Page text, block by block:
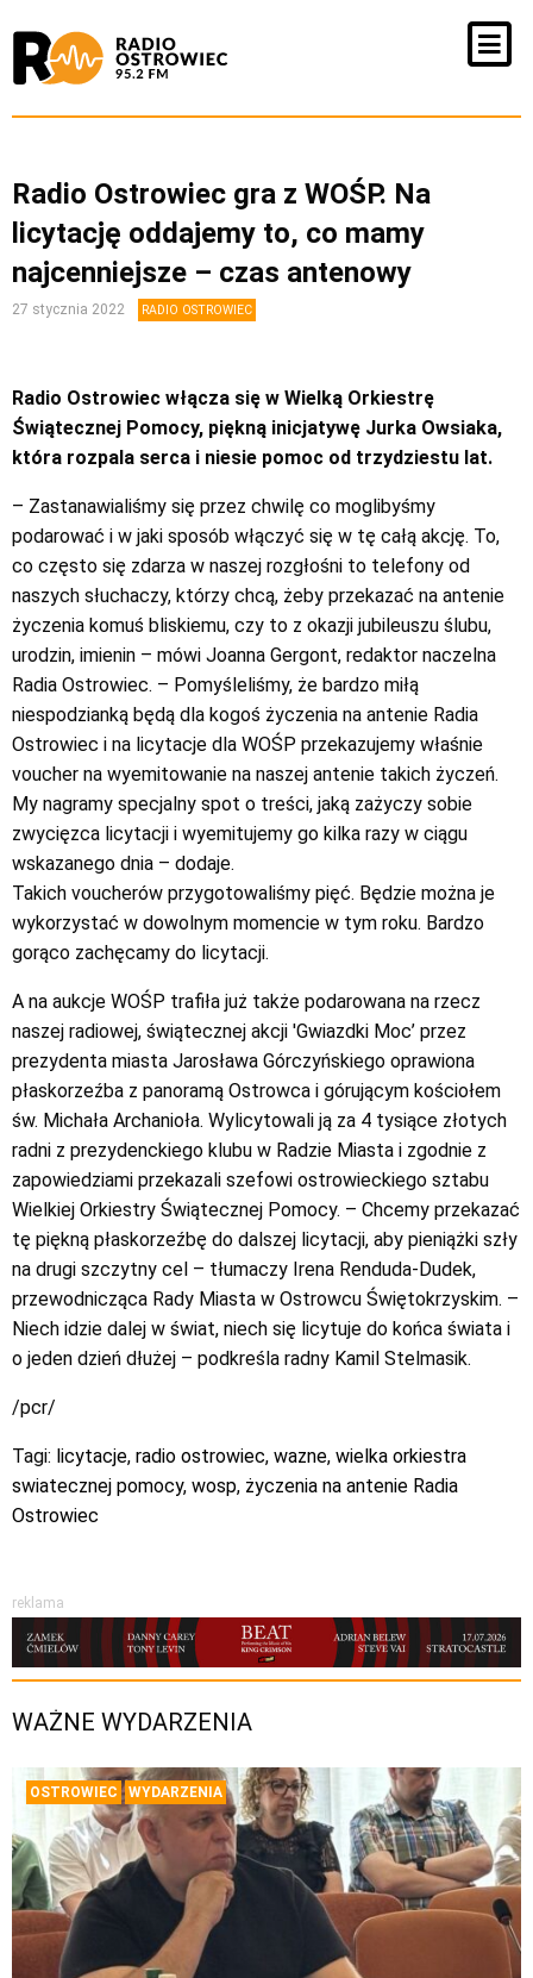
Radio Ostrowiec gra z WOŚP. Na
licytację oddajemy to, co mamy
najcenniejsze – czas antenowy
27 stycznia 2022 RADIO OSTROWIEC
Radio Ostrowiec włącza się w Wielką Orkiestrę
Świątecznej Pomocy, piękną inicjatywę Jurka Owsiaka,
która rozpala serca i niesie pomoc od trzydziestu lat.
– Zastanawialiśmy się przez chwilę co moglibyśmy
podarować i w jaki sposób włączyć się w tę całą akcję. To,
co często się zdarza w naszej rozgłośni to telefony od
naszych słuchaczy, którzy chcą, żeby przekazać na antenie
życzenia komuś bliskiemu, czy to z okazji jubileuszu ślubu,
urodzin, imienin – mówi Joanna Gergont, redaktor naczelna
Radia Ostrowiec. – Pomyśleliśmy, że bardzo miłą
niespodzianką będą dla kogoś życzenia na antenie Radia
Ostrowiec i na licytacje dla WOŚP przekazujemy właśnie
voucher na wyemitowanie na naszej antenie takich życzeń.
My nagramy specjalny spot o treści, jaką zażyczy sobie
zwycięzca licytacji i wyemitujemy go kilka razy w ciągu
wskazanego dnia – dodaje.
Takich voucherów przygotowaliśmy pięć. Będzie można je
wykorzystać w dowolnym momencie w tym roku. Bardzo
gorąco zachęcamy do licytacji.
A na aukcje WOŚP trafiła już także podarowana na rzecz
naszej radiowej, świątecznej akcji 'Gwiazdki Moc’ przez
prezydenta miasta Jarosława Górczyńskiego oprawiona
płaskorzeźba z panoramą Ostrowca i górującym kościołem
św. Michała Archanioła. Wylicytowali ją za 4 tysiące złotych
radni z prezydenckiego klubu w Radzie Miasta i zgodnie z
zapowiedziami przekazali szefowi ostrowieckiego sztabu
Wielkiej Orkiestry Świątecznej Pomocy. – Chcemy przekazać
tę piękną płaskorzeźbę do dalszej licytacji, aby pieniążki szły
na drugi szczytny cel – tłumaczy Irena Renduda-Dudek,
przewodnicząca Rady Miasta w Ostrowcu Świętokrzyskim. –
Niech idzie dalej w świat, niech się licytuje do końca świata i
o jeden dzień dłużej – podkreśla radny Kamil Stelmasik.
/pcr/
Tagi: licytacje, radio ostrowiec, wazne, wielka orkiestra
swiatecznej pomocy, wosp, życzenia na antenie Radia
Ostrowiec
reklama
WAŻNE WYDARZENIA
OSTROWIEC WYDARZENIA